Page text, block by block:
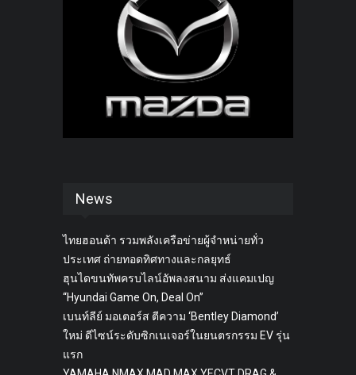
News
ไทยฮอนด้า รวมพลังเครือข่ายผู้จำหน่ายทั่ว
ประเทศ ถ่ายทอดทิศทางและกลยุทธ์
ฮุนไดขนทัพครบไลน์อัพลงสนาม ส่งแคมเปญ
“Hyundai Game On, Deal On”
เบนท์ลีย์ มอเตอร์ส ตีความ ‘Bentley Diamond’
ใหม่ ดีไซน์ระดับซิกเนเจอร์ในยนตรกรรม EV รุ่น
แรก